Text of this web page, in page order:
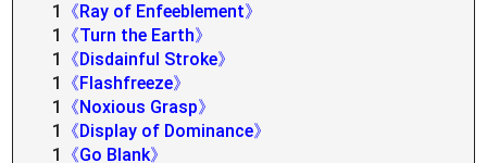
1
《Ray of Enfeeblement》
1
《Turn the Earth》
1
《Disdainful Stroke》
1
《Flashfreeze》
1
《Noxious Grasp》
1
《Display of Dominance》
1
《Go Blank》